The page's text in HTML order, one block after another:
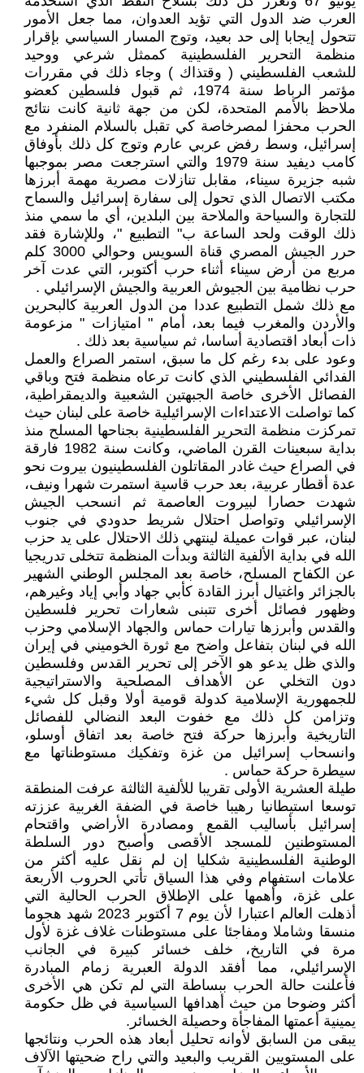
العرب ضد الدول التي تؤيد العدوان، مما جعل الأمور
تتحول إيجابا إلى حد بعيد، وتوج المسار السياسي بإقرار
منظمة التحرير الفلسطينية كممثل شرعي ووحيد
للشعب الفلسطيني ( وقتذاك ) وجاء ذلك في مقررات
مؤتمر الرباط سنة 1974، ثم قبول فلسطين كعضو
ملاحظ بالأمم المتحدة، لكن من جهة ثانية كانت نتائج
الحرب محفزا لمصرخاصة كي تقبل بالسلام المنفرد مع
إسرائيل، وسط رفض عربي عارم وتوج كل ذلك بأوفاق
كامب ديفيد سنة 1979 والتي استرجعت مصر بموجبها
شبه جزيرة سيناء، مقابل تنازلات مصرية مهمة أبرزها
مكتب الاتصال الذي تحول إلى سفارة إسرائيل والسماح
للتجارة والسياحة والملاحة بين البلدين، أي ما سمي منذ
ذلك الوقت ولحد الساعة ب" التطبيع "، وللإشارة فقد
حرر الجيش المصري قناة السويس وحوالي 3000 كلم
مربع من أرض سيناء أثناء حرب أكتوبر، التي عدت آخر
حرب نظامية بين الجيوش العربية والجيش الإسرائيلي .
مع ذلك شمل التطبيع عددا من الدول العربية كالبحرين
والأردن والمغرب فيما بعد، أمام " امتيازات " مزعومة
ذات أبعاد اقتصادية أساسا، ثم سياسية بعد ذلك .
وعود على بدء رغم كل ما سبق، استمر الصراع والعمل
الفدائي الفلسطيني الذي كانت ترعاه منظمة فتح وباقي
الفصائل الأخرى خاصة الجبهتين الشعبية والديمقراطية،
كما تواصلت الاعتداءات الإسرائيلية خاصة على لبنان حيث
تمركزت منظمة التحرير الفلسطينية بجناحها المسلح منذ
بداية سبعينات القرن الماضي، وكانت سنة 1982 فارقة
في الصراع حيث غادر المقاتلون الفلسطينيون بيروت نحو
عدة أقطار عربية، بعد حرب قاسية استمرت شهرا ونيف،
شهدت حصارا لبيروت العاصمة ثم انسحب الجيش
الإسرائيلي وتواصل احتلال شريط حدودي في جنوب
لبنان، عبر قوات عميلة لينتهي ذلك الاحتلال على يد حزب
الله في بداية الألفية الثالثة وبدأت المنظمة تتخلى تدريجيا
عن الكفاح المسلح، خاصة بعد المجلس الوطني الشهير
بالجزائر واغتيال أبرز القادة كأبي جهاد وأبي إياد وغيرهم،
وظهور فصائل أخرى تتبنى شعارات تحرير فلسطين
والقدس وأبرزها تيارات حماس والجهاد الإسلامي وحزب
الله في لبنان بتفاعل واضح مع ثورة الخوميني في إيران
والذي ظل يدعو هو الآخر إلى تحرير القدس وفلسطين
دون التخلي عن الأهداف المصلحية والاستراتيجية
للجمهورية الإسلامية كدولة قومية أولا وقبل كل شيء
وتزامن كل ذلك مع خفوت البعد النضالي للفصائل
التاريخية وأبرزها حركة فتح خاصة بعد اتفاق أوسلو،
وانسحاب إسرائيل من غزة وتفكيك مستوطناتها مع
سيطرة حركة حماس .
طيلة العشرية الأولى تقريبا للألفية الثالثة عرفت المنطقة
توسعا استيطانيا رهيبا خاصة في الضفة الغربية عززته
إسرائيل بأساليب القمع ومصادرة الأراضي واقتحام
المستوطنين للمسجد الأقصى وأصبح دور السلطة
الوطنية الفلسطينية شكليا إن لم نقل عليه أكثر من
علامات استفهام وفي هذا السياق تأتي الحروب الأربعة
على غزة، وأهمها على الإطلاق الحرب الحالية التي
أذهلت العالم اعتبارا لأن يوم 7 أكتوبر 2023 شهد هجوما
منسقا وشاملا ومفاجئا على مستوطنات غلاف غزة لأول
مرة في التاريخ، خلف خسائر كبيرة في الجانب
الإسرائيلي، مما أفقد الدولة العبرية زمام المبادرة
فأعلنت حالة الحرب ببساطة التي لم تكن هي الأخرى
أكثر وضوحا من حيث أهدافها السياسية في ظل حكومة
يمينية أعمتها المفاجأة وحصيلة الخسائر.
يبقى من السابق لأوانه تحليل أبعاد هذه الحرب ونتائجها
على المستويين القريب والبعيد والتي راح ضحيتها الآلاف